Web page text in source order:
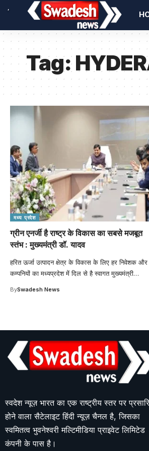
,
Tag:
मध्य प्रदेश
ग्रीन एनर्जी है राष्ट्र के विकास का सबसे मजबूत
स्तंभ : मुख्यमंत्री डॉ. यादव
हरित ऊर्जा उत्पादन क्षेत्र के विकास के लिए हर निवेशक और
कम्पनियों का मध्यप्रदेश में दिल से है स्वागत मुख्यमंत्री…
BySwadesh News
स्वदेश न्यूज़ भारत का एक राष्ट्रीय स्तर पर
होने वाला सैटेलाइट हिंदी न्यूज़ चैनल है, जिसका
स्वमितत्व भुवनेश्वरी मल्टिमीडिया प्राइवेट लिमिटेड
कंपनी के पास है।